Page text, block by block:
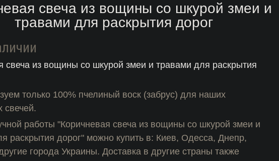
свеча из вощины со шкурой змеи и
травами для раскрытия дорог
свеча из вощины со шкурой змеи и травами для раскрытия
только 100% пчелиный воск (забрус) для наших
свечей.
работы "Коричневая свеча из вощины со шкурой змеи и
раскрытия дорог" можно купить в: Киев, Одесса, Днепр,
города Украины. Доставка в другие страны также